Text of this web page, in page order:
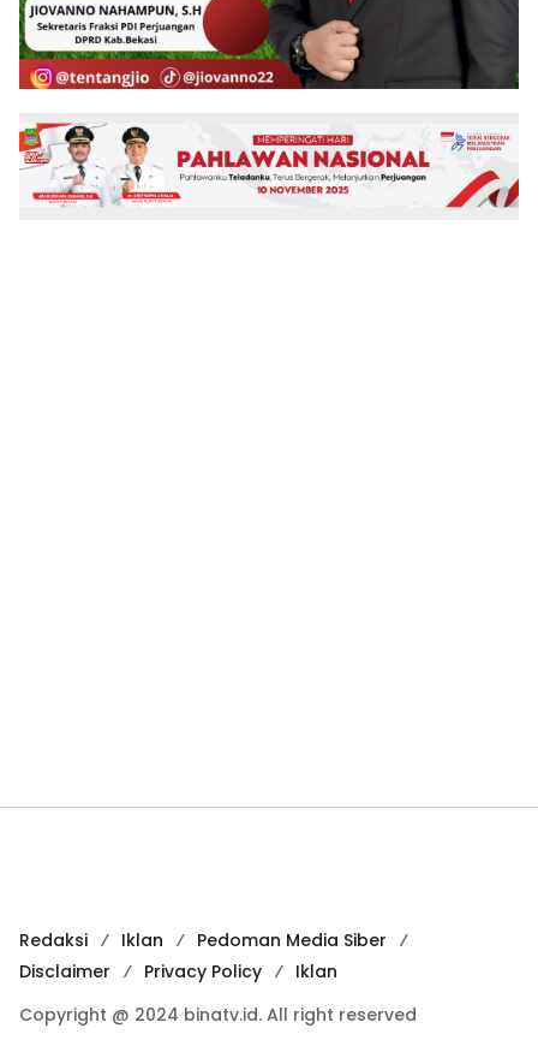
Redaksi Iklan
Pedoman Media Siber
Disclaimer
Privacy Policy
Iklan
Copyright @ 2024 binatv.id. All right reserved